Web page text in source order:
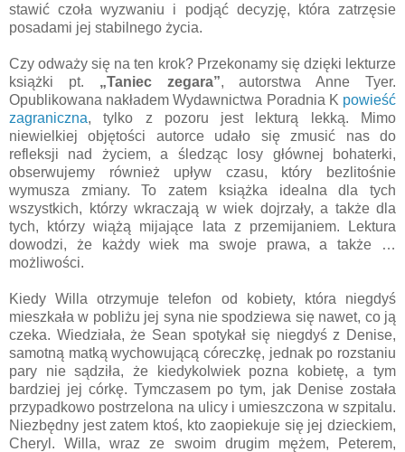
stawić czoła wyzwaniu i podjąć decyzję, która zatrzęsie
posadami jej stabilnego życia.
Czy odważy się na ten krok? Przekonamy się dzięki lekturze
książki pt. „Taniec zegara”, autorstwa Anne Tyer.
Opublikowana nakładem Wydawnictwa Poradnia K powieść
zagraniczna, tylko z pozoru jest lekturą lekką. Mimo
niewielkiej objętości autorce udało się zmusić nas do
refleksji nad życiem, a śledząc losy głównej bohaterki,
obserwujemy również upływ czasu, który bezlitośnie
wymusza zmiany. To zatem książka idealna dla tych
wszystkich, którzy wkraczają w wiek dojrzały, a także dla
tych, którzy wiążą mijające lata z przemijaniem. Lektura
dowodzi, że każdy wiek ma swoje prawa, a także …
możliwości.
Kiedy Willa otrzymuje telefon od kobiety, która niegdyś
mieszkała w pobliżu jej syna nie spodziewa się nawet, co ją
czeka. Wiedziała, że Sean spotykał się niegdyś z Denise,
samotną matką wychowującą córeczkę, jednak po rozstaniu
pary nie sądziła, że kiedykolwiek pozna kobietę, a tym
bardziej jej córkę. Tymczasem po tym, jak Denise została
przypadkowo postrzelona na ulicy i umieszczona w szpitalu.
Niezbędny jest zatem ktoś, kto zaopiekuje się jej dzieckiem,
Cheryl. Willa, wraz ze swoim drugim mężem, Peterem,